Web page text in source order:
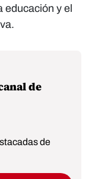
educación y el
de
de